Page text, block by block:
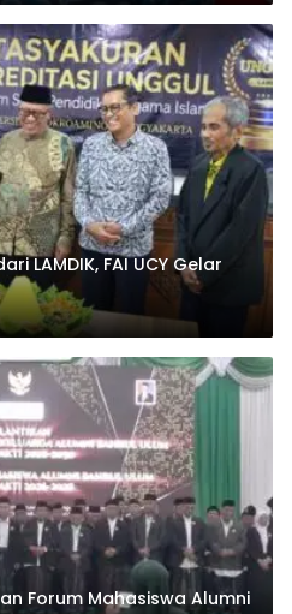
LAMDIK, FAI UCY Gelar
Forum Mahasiswa Alumni